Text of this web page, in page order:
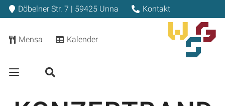
Döbelner Str. 7 | 59425 Unna Kontakt
Mensa Kalender